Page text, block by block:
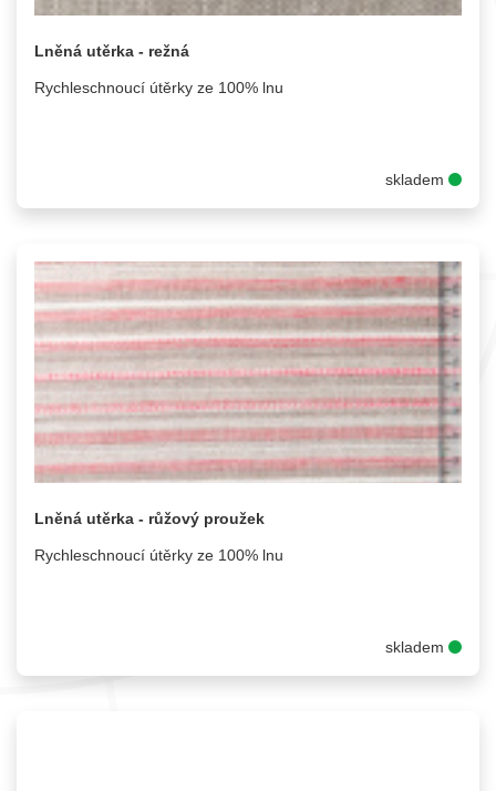
Lněná utěrka - režná
Rychleschnoucí útěrky ze 100% lnu
skladem
Lněná utěrka - růžový proužek
Rychleschnoucí útěrky ze 100% lnu
skladem